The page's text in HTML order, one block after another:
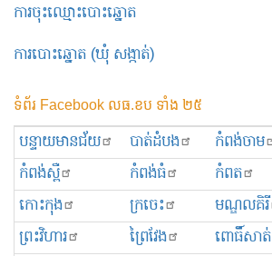
ការចុះឈ្មោះបោះឆ្នោត
ការបោះឆ្នោត (ឃុំ សង្កាត់)
ទំព័រ Facebook លធ.ខប ទាំង ២៥
បន្ទាយមានជ័យ បាត់ដំបង កំពង់ចាម
កំពង់ស្ពឺ
កំពង់ធំ កំពត
កោះកុង
ក្រចេះ មណ្ឌលគិរី
ព្រះ​វិហារ
ព្រៃវែង ពោធិ៍សាត់